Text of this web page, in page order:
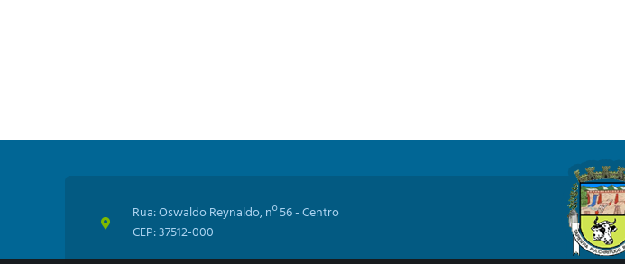
Rua: Oswaldo Reynaldo, nº 56 - Centro
CEP: 37512-000